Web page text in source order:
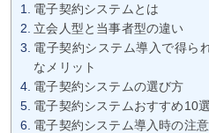
電子契約システムとは
立会人型と当事者型の違い
電子契約システム導入で得ら
なメリット
電子契約システムの選び方
電子契約システムおすすめ10選
電子契約システム導入時の注